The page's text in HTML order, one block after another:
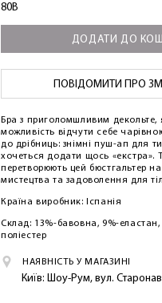
80B
ДОДАТИ ДО
ПОВІДОМИТИ ПРО
Бра з приголомшливим декольте,
можливість відчути себе
до дрібниць: знімні пуш-ап для
хочеться додати щось «екстра».
перетворюють цей бюстгальтер
мистецтва та задоволення для
Країна виробник: Іспанія
Склад: 13%-бавовна, 9%-еластан,
поліестер
НАЯВНІСТЬ У МАГАЗИНІ
Київ: Шоу-Рум, вул.